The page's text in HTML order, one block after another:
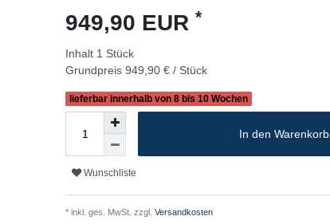
949,90 EUR *
Inhalt 1 Stück
Grundpreis 949,90 € / Stück
lieferbar innerhalb von 8 bis 10 Wochen
In den Warenkorb
Wunschliste
* inkl. ges. MwSt. zzgl. Versandkosten